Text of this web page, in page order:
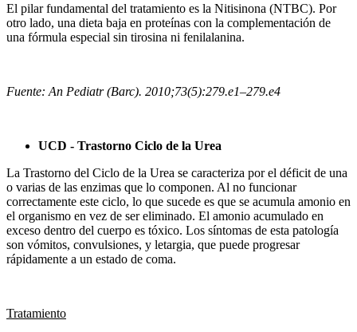
El pilar fundamental del tratamiento es la Nitisinona (NTBC). Por
otro lado, una dieta baja en proteínas con la complementación de
una fórmula especial sin tirosina ni fenilalanina.
Fuente: An Pediatr (Barc). 2010;73(5):279.e1–279.e4
UCD - Trastorno Ciclo de la Urea
La Trastorno del Ciclo de la Urea se caracteriza por el déficit de una
o varias de las enzimas que lo componen. Al no funcionar
correctamente este ciclo, lo que sucede es que se acumula amonio en
el organismo en vez de ser eliminado. El amonio acumulado en
exceso dentro del cuerpo es tóxico. Los síntomas de esta patología
son vómitos, convulsiones, y letargia, que puede progresar
rápidamente a un estado de coma.
Tratamiento